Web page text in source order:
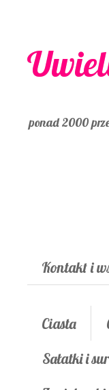
ponad 2000
Kontakt i
Ciasta
Sałatki i